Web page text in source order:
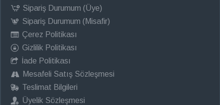
Sipariş Durumum (Üye)
Sipariş Durumum (Misafir)
Çerez Politikası
Gizlilik Politikası
İade Politikası
Mesafeli Satış Sözleşmesi
Teslimat Bilgileri
Üyelik Sözleşmesi